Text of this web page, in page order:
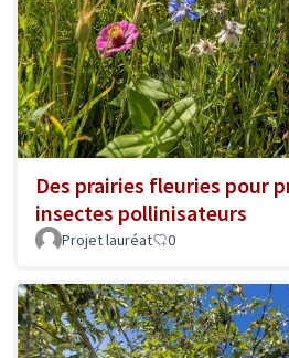
Des prairies fleuries pour
insectes pollinisateurs
Projet lauréat 0